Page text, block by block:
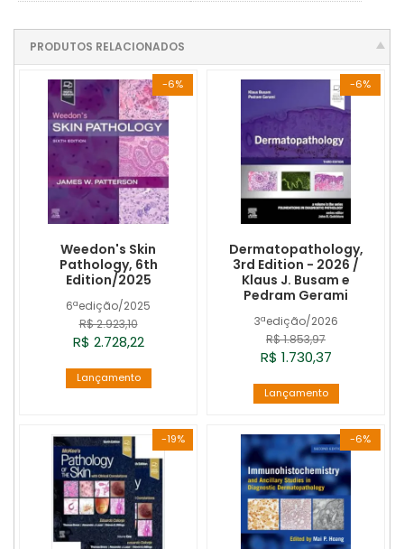
PRODUTOS RELACIONADOS
-6%
6ªedição/2025
Weedon's Skin
Pathology, 6th
Edition/2025
R$ 2.923,10
R$ 2.728,22
Lançamento
-6%
3ªedição/2026
Dermatopathology,
3rd Edition - 2026 /
Klaus J. Busam e
Pedram Gerami
R$ 1.853,97
R$ 1.730,37
Lançamento
-19% -6%